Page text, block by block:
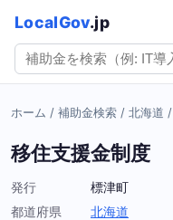
LocalGov.jp
ホーム / 補助金検索 / 北海道 /
移住支援金制度
発行
標津町
都道府県
北海道